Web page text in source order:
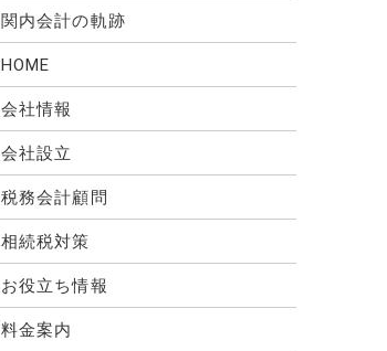
関内会計の軌跡
HOME
会社情報
会社設立
税務会計顧問
相続税対策
お役立ち情報
料金案内